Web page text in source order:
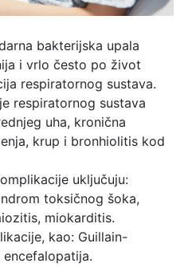
bakterijska upala
i vrlo često po život
respiratornog sustava.
respiratornog sustava
uha, kronična
krup i bronhiolitis kod
uključuju:
toksičnog šoka,
miokarditis.
kao: Guillain-